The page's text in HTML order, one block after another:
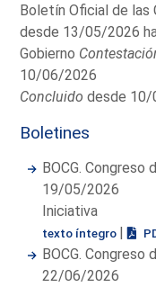
Boletín Oficial de las
desde 13/05/2026
Gobierno
10/06/2026
Concluido desde
Boletines
BOCG. Congreso
19/05/2026
Iniciativa
texto íntegro |
BOCG. Congreso
22/06/2026